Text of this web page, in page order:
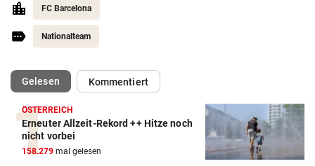
FC Barcelona
Nationalteam
Gelesen(ausgewählt)Kommentiert
ÖSTERREICH
Erneuter Allzeit-Rekord ++ Hitze noch
nicht vorbei
158.279 mal gelesen
Action-Cam Vergleich
ZUM VERGLEICH